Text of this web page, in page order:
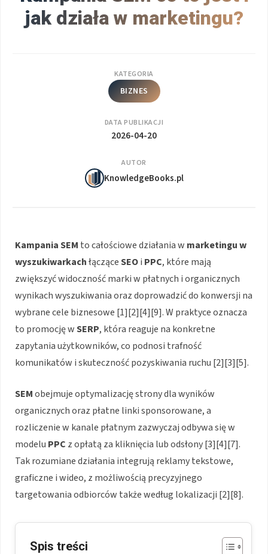
jak działa w marketingu?
KATEGORIA
BIZNES
DATA PUBLIKACJI
2026-04-20
AUTOR
KnowledgeBooks.pl
Kampania SEM to całościowe działania w marketingu w
wyszukiwarkachłącząceSEOi PPC, które mają
zwiększyć widoczność marki w płatnych i organicznych
wynikach wyszukiwania oraz doprowadzić do konwersji na
wybrane cele biznesowe [1][2][4][9]. W praktyce oznacza
to promocję wSERP, która reaguje na konkretne
zapytania użytkowników, co podnosi trafność
komunikatów i skuteczność pozyskiwania ruchu [2][3][5].
SEMobejmuje optymalizację strony dla wyników
organicznych oraz płatne linki sponsorowane, a
rozliczenie w kanale płatnym zazwyczaj odbywa się w
modelu PPC z opłatą za kliknięcia lub odsłony [3][4][7].
Tak rozumiane działania integrują reklamy tekstowe,
graficzne i wideo, z możliwością precyzyjnego
targetowania odbiorców także według lokalizacji [2][8].
Spis treści